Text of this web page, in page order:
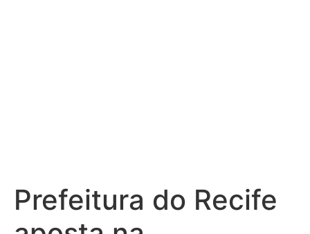
Prefeitura do Recife